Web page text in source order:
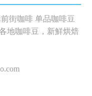
街咖啡 单品咖啡豆
地咖啡豆，新鮮烘焙